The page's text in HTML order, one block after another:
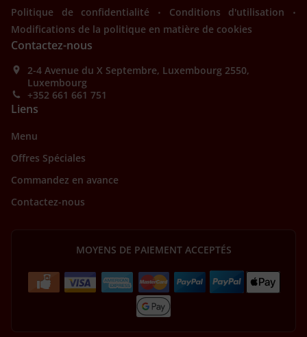
Politique de confidentialité . Conditions d'utilisation .
Modifications de la politique en matière de cookies
Contactez-nous
2-4 Avenue du X Septembre, Luxembourg 2550,
Luxembourg
+352 661 661 751
Liens
Menu
Offres Spéciales
Commandez en avance
Contactez-nous
MOYENS DE PAIEMENT ACCEPTÉS